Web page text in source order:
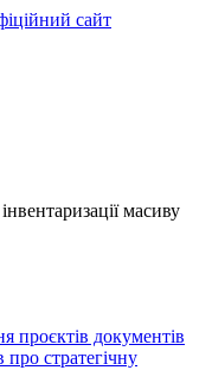
сайт
масиву
проєктів документів
про стратегічну